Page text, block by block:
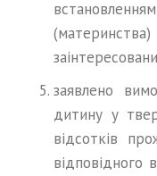
(материнства)
заявлено
дитину у
відсотків
відповідного